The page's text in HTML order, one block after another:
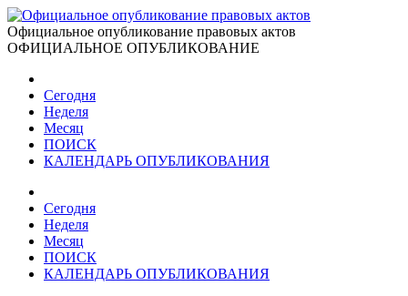
Официальное опубликование правовых актов
ОФИЦИАЛЬНОЕ ОПУБЛИКОВАНИЕ
Сегодня
Неделя
Месяц
ПОИСК
КАЛЕНДАРЬ ОПУБЛИКОВАНИЯ
Сегодня
Неделя
Месяц
ПОИСК
КАЛЕНДАРЬ ОПУБЛИКОВАНИЯ